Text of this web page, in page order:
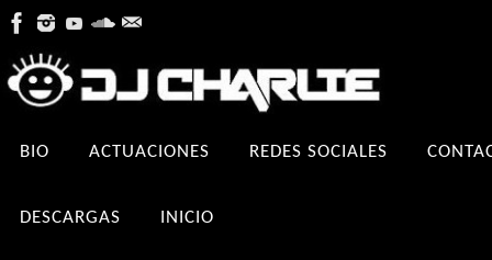
contenido
BIO ACTUACIONES REDES SOCIALES
DESCARGAS INICIO